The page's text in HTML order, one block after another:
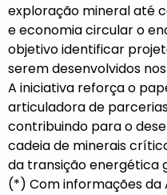
exploração mineral até
e economia circular o
objetivo identificar
serem desenvolvidos
A iniciativa reforça o
articuladora de
contribuindo para o
cadeia de minerais
da transição energética
(*) Com informações da